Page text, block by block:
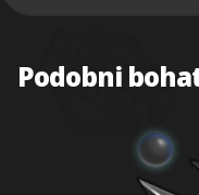
Podobni